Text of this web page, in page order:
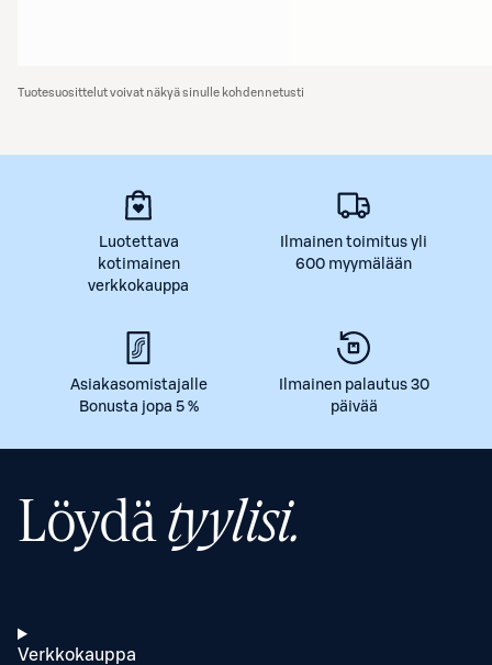
Tuotesuosittelut voivat näkyä sinulle kohdennetusti
Luotettava
kotimainen
verkkokauppa
Ilmainen toimitus yli
600 myymälään
Asiakasomistajalle
Bonusta jopa 5 %
Ilmainen palautus 30
päivää
Löydätyylisi.
Verkkokauppa